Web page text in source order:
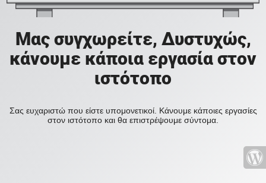
Μας συγχωρείτε, Δυστυχώς,
κάνουμε κάποια εργασία στον
ιστότοπο
Σας ευχαριστώ που είστε υπομονετικοί. Κάνουμε κάποιες εργασίες
στον ιστότοπο και θα επιστρέψουμε σύντομα.